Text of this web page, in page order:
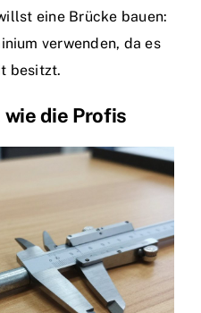
eine Brücke bauen:
verwenden, da es
besitzt.
die Profis